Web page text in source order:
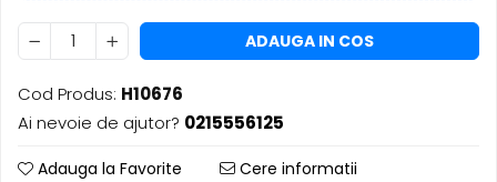
Sisteme asistență auditivă
Procesoare & Convertoare
​​Lumină UV și neagră
Distribuitoare de putere
Dimmer & Switch Packs
ADAUGA IN COS
Cod Produs: H10676
Ai nevoie de ajutor? 0215556125
Adauga la Favorite Cere informatii